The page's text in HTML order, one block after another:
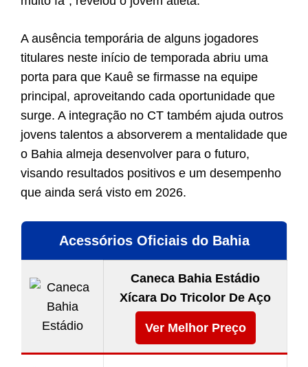
A ausência temporária de alguns jogadores
titulares neste início de temporada abriu uma
porta para que Kauê se firmasse na equipe
principal, aproveitando cada oportunidade que
surge. A integração no CT também ajuda outros
jovens talentos a absorverem a mentalidade que
o Bahia almeja desenvolver para o futuro,
visando resultados positivos e um desempenho
que ainda será visto em 2026.
Acessórios Oficiais do Bahia
Caneca Bahia Estádio
Xícara Do Tricolor De Aço
Ver Melhor Preço